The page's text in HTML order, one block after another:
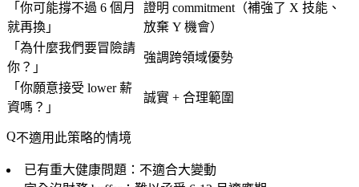
「你可能撐不過 6 個月
就再換」
證明 commitment（補強了 X 技能、
放棄 Y 機會）
「為什麼我們要冒險請
你？」
強調跨領域優勢
「你願意接受 lower 薪
資嗎？」
誠實 + 合理範圍
不適用此策略的情境
已有重大健康問題：不適合大變動